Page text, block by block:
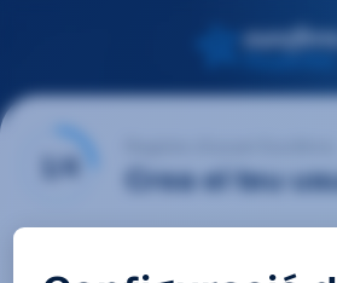
1/4 Crea el teu